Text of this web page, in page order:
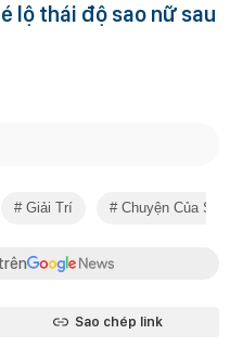
lộ thái độ sao nữ sau
Giải Trí Chuyện Của Sao
Sao chép link